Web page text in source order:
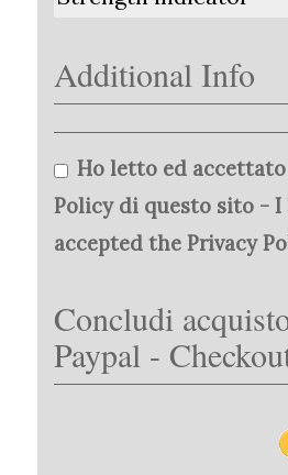
Additional Info
Ho letto ed
Policy di questo sito - I
accepted the Privacy
Concludi
Paypal -